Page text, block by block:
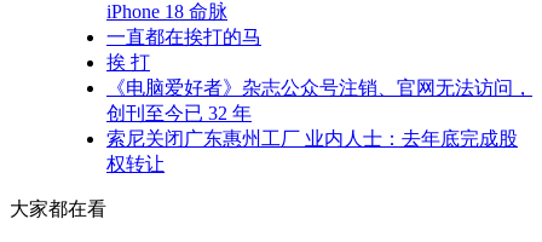
iPhone 18 命脉
一直都在挨打的马
挨 打
《电脑爱好者》杂志公众号注销、官网无法访问，
创刊至今已 32 年
索尼关闭广东惠州工厂 业内人士：去年底完成股
权转让
大家都在看